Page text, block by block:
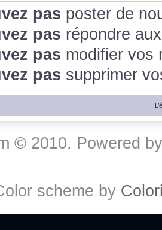
pas poster de
pas répondre
pas modifier vos
pas supprimer
© 2010. Powered
scheme by